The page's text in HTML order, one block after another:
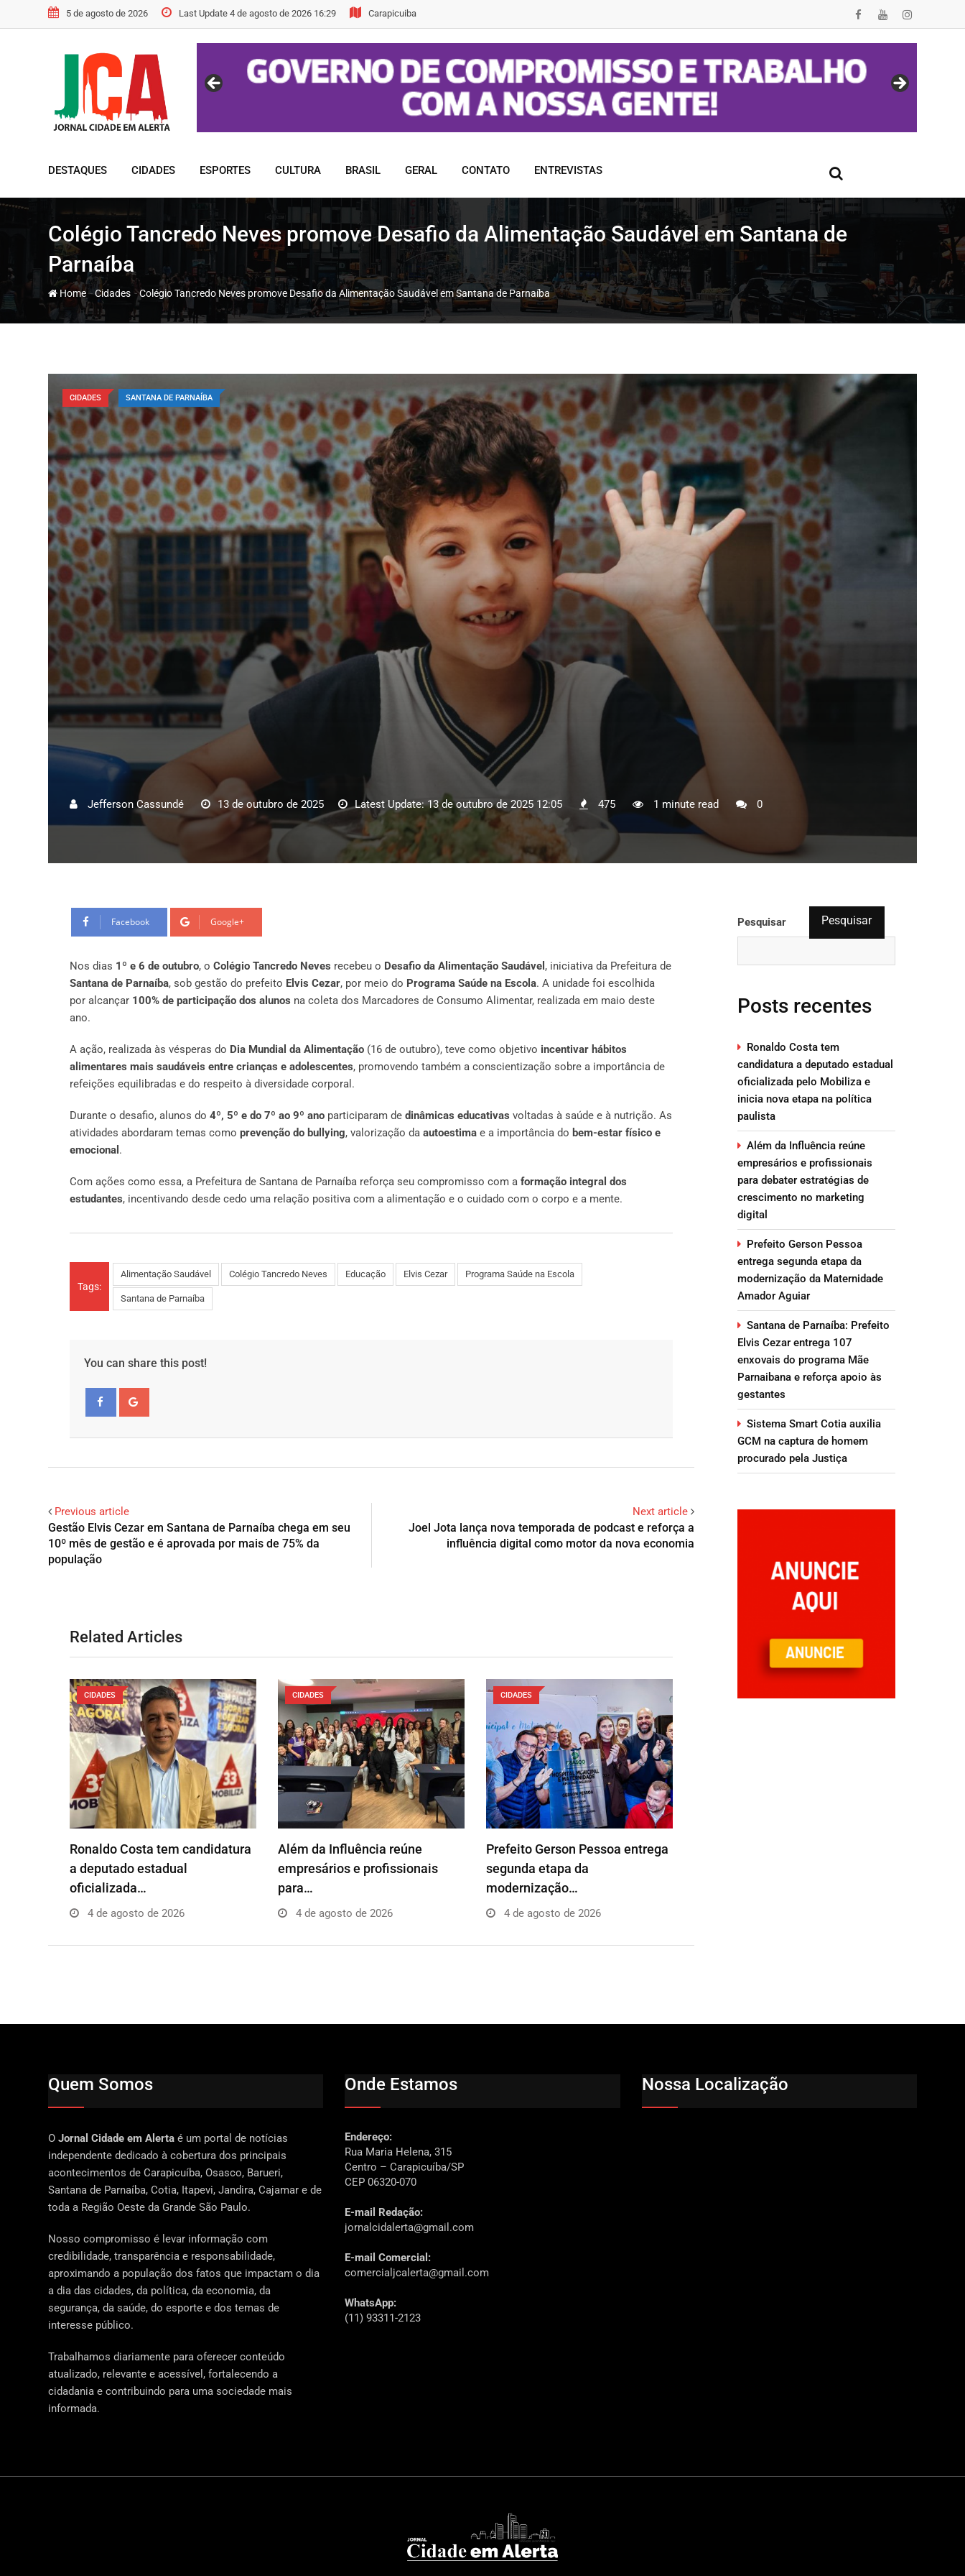
to
5 de agosto de 2026 Last Update 4 de agosto de 2026 16:29 Carapicuiba
DESTAQUES CIDADES ESPORTES CULTURA BRASIL GERAL CONTATO ENTREVISTAS
Colégio Tancredo Neves promove Desafio da Alimentação Saudável em Santana de
Parnaíba
Home-Cidades -Colégio Tancredo Neves promove Desafio da Alimentação Saudável em Santana de Parnaíba
CIDADES SANTANA DE PARNAÍBA
Jefferson Cassundé 13 de outubro de 2025 Latest Update: 13 de outubro de 2025 12:05 475 1 minute read 0
Facebook Google+
Nos dias 1º e 6 de outubro, o Colégio Tancredo Neves recebeu o Desafio da Alimentação Saudável , iniciativa da Prefeitura de
Santana de Parnaíba, sob gestão do prefeito Elvis Cezar, por meio do Programa Saúde na Escola. A unidade foi escolhida
por alcançar 100% de participação dos alunos na coleta dos Marcadores de Consumo Alimentar, realizada em maio deste
ano.
A ação, realizada às vésperas do Dia Mundial da Alimentação (16 de outubro), teve como objetivo incentivar hábitos
alimentares mais saudáveis entre crianças e adolescentes, promovendo também a conscientização sobre a importância de
refeições equilibradas e do respeito à diversidade corporal.
Durante o desafio, alunos do 4º, 5º e do 7º ao 9º ano participaram de dinâmicas educativas voltadas à saúde e à nutrição. As
atividades abordaram temas como prevenção do bullying, valorização da autoestima e a importância do bem-estar físico e
emocional .
Com ações como essa, a Prefeitura de Santana de Parnaíba reforça seu compromisso com a formação integral dos
estudantes, incentivando desde cedo uma relação positiva com a alimentação e o cuidado com o corpo e a mente.
Tags:
Alimentação Saudável Colégio Tancredo Neves Educação Elvis Cezar Programa Saúde na Escola
Santana de Parnaíba
You can share this post!
Previous article
Gestão Elvis Cezar em Santana de Parnaíba chega em seu
10º mês de gestão e é aprovada por mais de 75% da
população
Next article
Joel Jota lança nova temporada de podcast e reforça a
influência digital como motor da nova economia
Related Articles
CIDADES
Ronaldo Costa tem candidatura
a deputado estadual
oficializada…
4 de agosto de 2026
CIDADES
Além da Influência reúne
empresários e profissionais
para…
4 de agosto de 2026
CIDADES
Prefeito Gerson Pessoa entrega
segunda etapa da
modernização…
4 de agosto de 2026
Pesquisar Pesquisar
Posts recentes
Ronaldo Costa tem
candidatura a deputado estadual
oficializada pelo Mobiliza e
inicia nova etapa na política
paulista
Além da Influência reúne
empresários e profissionais
para debater estratégias de
crescimento no marketing
digital
Prefeito Gerson Pessoa
entrega segunda etapa da
modernização da Maternidade
Amador Aguiar
Santana de Parnaíba: Prefeito
Elvis Cezar entrega 107
enxovais do programa Mãe
Parnaibana e reforça apoio às
gestantes
Sistema Smart Cotia auxilia
GCM na captura de homem
procurado pela Justiça
Quem Somos
O Jornal Cidade em Alerta é um portal de notícias
independente dedicado à cobertura dos principais
acontecimentos de Carapicuíba, Osasco, Barueri,
Santana de Parnaíba, Cotia, Itapevi, Jandira, Cajamar e de
toda a Região Oeste da Grande São Paulo.
Nosso compromisso é levar informação com
credibilidade, transparência e responsabilidade,
aproximando a população dos fatos que impactam o dia
a dia das cidades, da política, da economia, da
segurança, da saúde, do esporte e dos temas de
interesse público.
Trabalhamos diariamente para oferecer conteúdo
atualizado, relevante e acessível, fortalecendo a
cidadania e contribuindo para uma sociedade mais
informada.
Onde Estamos
Endereço:
Rua Maria Helena, 315
Centro – Carapicuíba/SP
CEP 06320-070
E-mail Redação:
jornalcidalerta@gmail.com
E-mail Comercial:
comercialjcalerta@gmail.com
WhatsApp:
(11) 93311-2123
Nossa Localização